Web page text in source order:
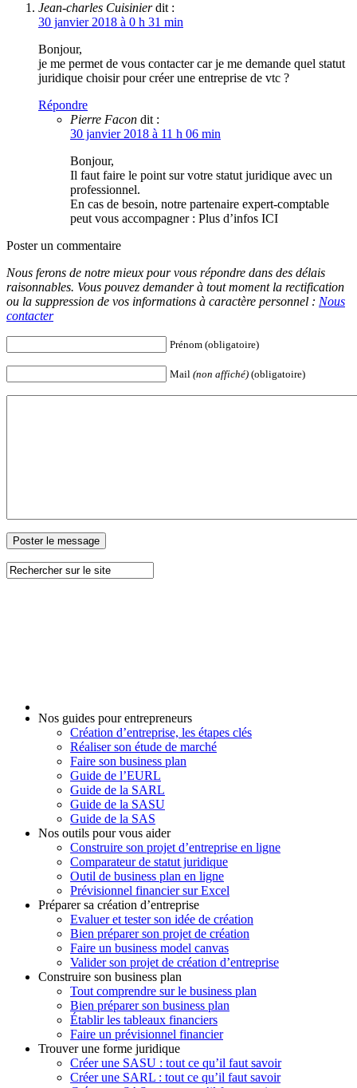
Jean-charles Cuisinier dit :
30 janvier 2018 à 0 h 31 min
Bonjour,
je me permet de vous contacter car je me demande quel statut
juridique choisir pour créer une entreprise de vtc ?
Répondre
Pierre Facon dit :
30 janvier 2018 à 11 h 06 min
Bonjour,
Il faut faire le point sur votre statut juridique avec un
professionnel.
En cas de besoin, notre partenaire expert-comptable
peut vous accompagner : Plus d’infos ICI
Poster un commentaire
Nous ferons de notre mieux pour vous répondre dans des délais
raisonnables. Vous pouvez demander à tout moment la rectification
ou la suppression de vos informations à caractère personnel : Nous
contacter
Prénom (obligatoire)
Mail (non affiché) (obligatoire)
Nos guides pour entrepreneurs
Création d’entreprise, les étapes clés
Réaliser son étude de marché
Faire son business plan
Guide de l’EURL
Guide de la SARL
Guide de la SASU
Guide de la SAS
Nos outils pour vous aider
Construire son projet d’entreprise en ligne
Comparateur de statut juridique
Outil de business plan en ligne
Prévisionnel financier sur Excel
Préparer sa création d’entreprise
Evaluer et tester son idée de création
Bien préparer son projet de création
Faire un business model canvas
Valider son projet de création d’entreprise
Construire son business plan
Tout comprendre sur le business plan
Bien préparer son business plan
Établir les tableaux financiers
Faire un prévisionnel financier
Trouver une forme juridique
Créer une SASU : tout ce qu’il faut savoir
Créer une SARL : tout ce qu’il faut savoir